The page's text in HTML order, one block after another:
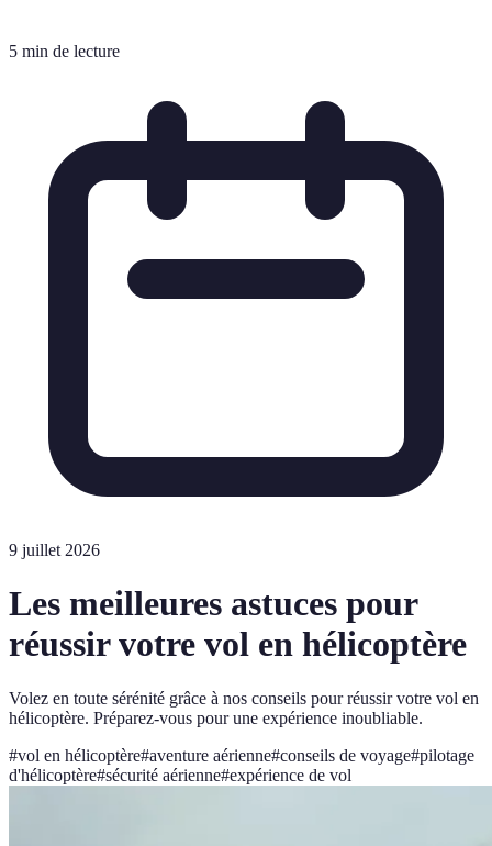
5 min de lecture
9 juillet 2026
Les meilleures astuces pour
réussir votre vol en hélicoptère
Volez en toute sérénité grâce à nos conseils pour réussir votre vol en
hélicoptère. Préparez-vous pour une expérience inoubliable.
#vol en hélicoptère#aventure aérienne#conseils de voyage#pilotage
d'hélicoptère#sécurité aérienne#expérience de vol